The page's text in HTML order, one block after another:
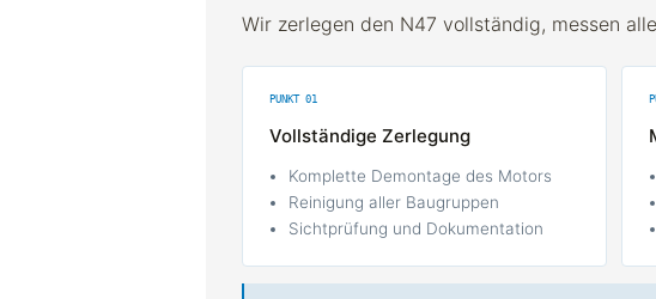
Wir zerlegen den N47 vollständig, messen
PUNKT 01
Vollständige Zerlegung
Komplette Demontage des Motors
Reinigung aller Baugruppen
Sichtprüfung und Dokumentation